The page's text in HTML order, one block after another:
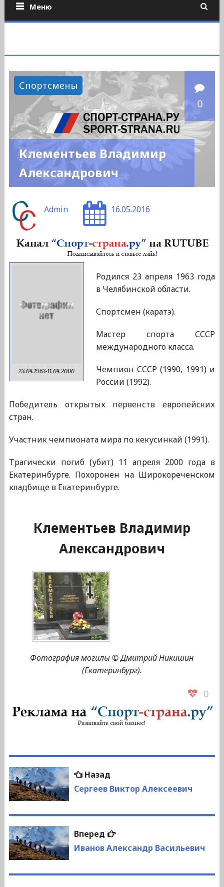
Меню
Спортсмены
0
Клементьев Владимир
Александрович
Admin 16.05.2016
23.04.1963-11.04.2000
Родился 23 апреля 1963 года
в Челябинской области.
Спортсмен (каратэ).
Мастер спорта СССР
международного класса.
Чемпион СССР (1990, 1991) и
России (1992).
Победитель открытых первенств европейских
стран.
Участник чемпионата мира по кекусинкай (1991).
Трагически погиб (убит) 11 апреля 2000 года в
Екатеринбурге. Похоронен на Широкореченском
кладбище в Екатеринбурге.
Клементьев Владимир
Александрович
Фотография могилы © Дмитрий Никишин
(Екатеринбург).
0
Навигация
по
записям
НазадПредыдущая
запись:
Сергеев Виктор Алексеевич
Вперед
Следующая
запись:
Иванов Александр Васильевич